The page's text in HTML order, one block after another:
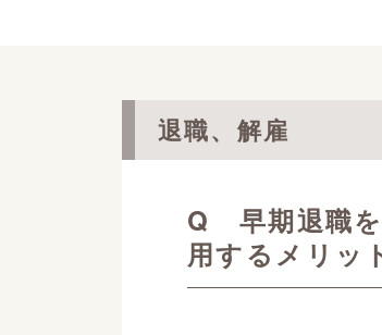
退職、解雇
Q 早期退職を
用するメリッ